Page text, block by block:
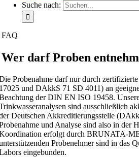
Suche nach:
FAQ
Wer darf Proben
Probenahme darf nur durch
und DAkkS 71 SD 4011) an
der DIN EN ISO 19458.
sind ausschließlich
Deutschen Akkreditierungsstelle
und Analyse sind also in der
erfolgt durch BRUNATA-
Probenehmer sind in das
eingebunden.